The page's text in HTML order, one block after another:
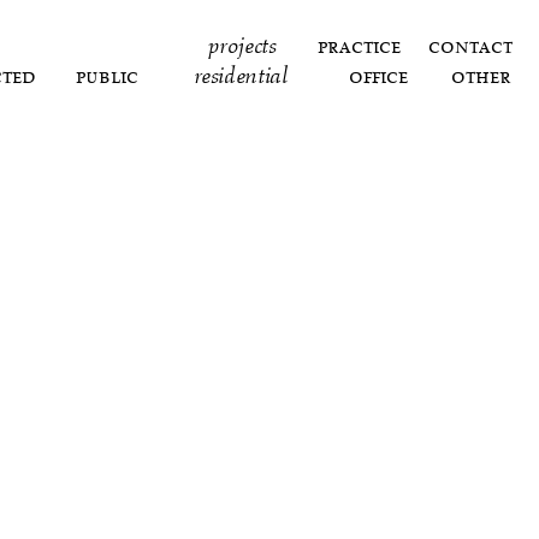
projects
public residential office other
practice contact